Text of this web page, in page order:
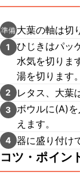
準備 大葉の軸は切
1
ひじきはパッ
水気を切りま
湯を切ります。
2 レタス、大葉
3 ボウルに(A)
えます。
4 器に盛り付け
コツ・ポイン